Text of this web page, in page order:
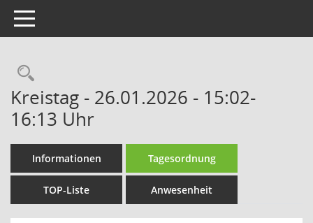
Toggle navigation
Rechercheauswahl
Kreistag - 26.01.2026 - 15:02-
16:13 Uhr
Informationen Tagesordnung
TOP-Liste Anwesenheit